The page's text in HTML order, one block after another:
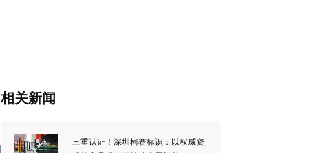
相关新闻
三重认证！深圳柯赛标识：以权威资